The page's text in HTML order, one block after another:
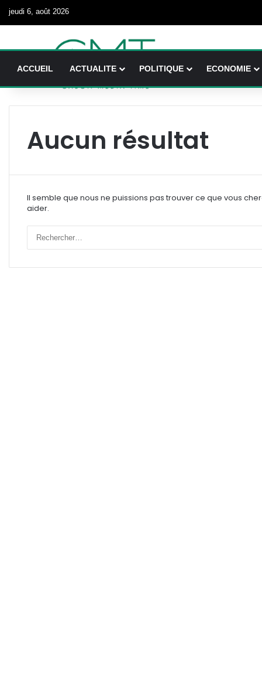
jeudi 6, août 2026
ACCUEIL ACTUALITE POLITIQUE ECONOMIE
Aucun résultat
Il semble que nous ne puissions pas trouver ce que vous
aider.